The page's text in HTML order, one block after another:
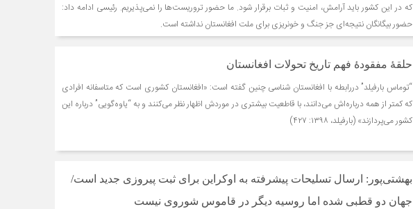
که در این کشور باید آرامش، امنیت و ثبات برقرار شود. ما حضور تروریست‌ها را نمی‌پذیریم. رئیسی ادامه داد:
حضور بیگانگان نتیجه‌ای جز جنگ و خونریزی برای ملت افغانستان نداشته است.
حلقۀ مفقودۀ فهم تاریخ تحولات افغانستان
“توماس بارفیلد” دررابطه با افغانستان ‌شناسی چنین گفته است: «افغانستان کشوری است که متاسفانه افرادی
که کمتر از همه درباره‌اش می‌دانند، با قاطعیت بیشتری در موردش اظهار نظر می‌کنند و به “یاوه‌گویی” درباره این
کشور می‌پردازند» (بارفیلد، ۱۳۹۸: ۴۲۷)
بهشتی‌پور: ارسال تسلیحات پیشرفته به اوکراین برای ثبت پیروزی جدید است/
جهان دو قطبی شده اما روسیه دیگر در قاموس شوروی نیست